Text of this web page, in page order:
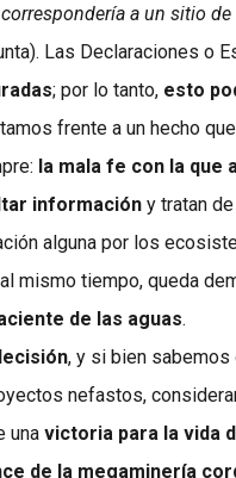
a un sitio
Las Declaraciones o
; por lo tanto, esto
frente a un hecho
la mala fe con la que
información y tratan
alguna por los
mismo tiempo, queda
de las aguas.
, y si bien
nefastos,
una victoria para la vida
de la megaminería